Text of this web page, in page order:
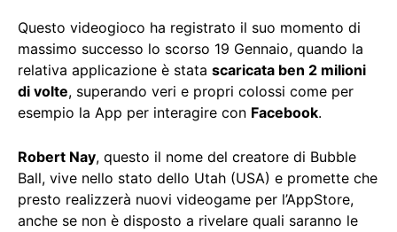
Questo videogioco ha registrato il suo momento di
massimo successo lo scorso 19 Gennaio, quando la
relativa applicazione è stata scaricata ben 2 milioni
di volte, superando veri e propri colossi come per
esempio la App per interagire con Facebook.
Robert Nay, questo il nome del creatore di Bubble
Ball, vive nello stato dello Utah (USA) e promette che
presto realizzerà nuovi videogame per l’AppStore,
anche se non è disposto a rivelare quali saranno le